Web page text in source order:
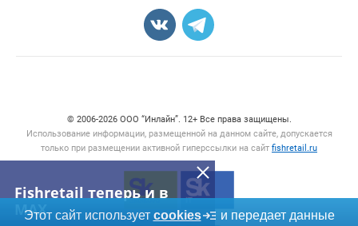
Fishretail теперь и в
MAX
© 2006‑2026 ООО “Инлайн”. 12+ Все права защищены.
Использование информации, размещенной на данном сайте, допускается
только при размещении активной гиперссылки на сайт fishretail.ru
Этот сайт использует cookies
и передает данные